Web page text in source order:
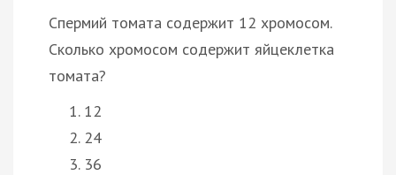
Спермий томата содержит 12 хромосом.
Сколько хромосом содержит яйцеклетка
томата?
12
24
36